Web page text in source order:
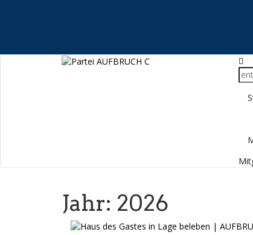
Jahr: 2026